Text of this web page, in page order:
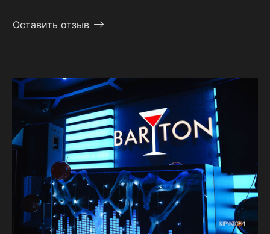
Оставить отзыв